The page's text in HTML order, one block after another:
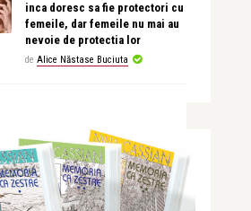
inca doresc sa fie protectori cu
femeile, dar femeile nu mai au
nevoie de protectia lor
de Alice Năstase Buciuta